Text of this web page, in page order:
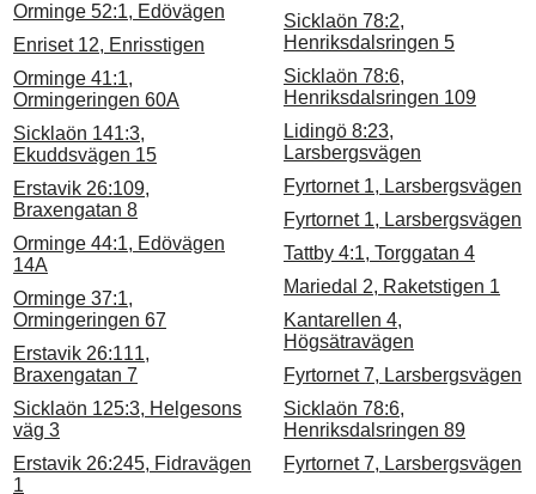
Orminge 52:1, Edövägen
Enriset 12, Enrisstigen
Orminge 41:1,
Ormingeringen 60A
Sicklaön 141:3,
Ekuddsvägen 15
Erstavik 26:109,
Braxengatan 8
Orminge 44:1, Edövägen
14A
Orminge 37:1,
Ormingeringen 67
Erstavik 26:111,
Braxengatan 7
Sicklaön 125:3, Helgesons
väg 3
Erstavik 26:245, Fidravägen
1
Sicklaön 78:2,
Henriksdalsringen 5
Sicklaön 78:6,
Henriksdalsringen 109
Lidingö 8:23,
Larsbergsvägen
Fyrtornet 1, Larsbergsvägen
Fyrtornet 1, Larsbergsvägen
Tattby 4:1, Torggatan 4
Mariedal 2, Raketstigen 1
Kantarellen 4,
Högsätravägen
Fyrtornet 7, Larsbergsvägen
Sicklaön 78:6,
Henriksdalsringen 89
Fyrtornet 7, Larsbergsvägen